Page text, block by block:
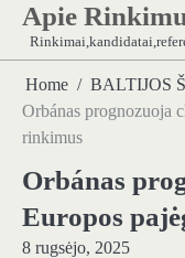
Skip
content
Apie
Home
BALTIJOS
Orbánas prognozuoja
rinkimus
Orbánas
Europos
8 rugsėjo, 2025